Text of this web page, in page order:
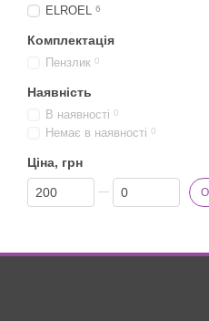
ELROEL 6
Комплектація
Пензлик 0
Наявність
В наявності 0
Немає в наявності 0
Ціна, грн
Від Ціна, грн
До Ціна, грн